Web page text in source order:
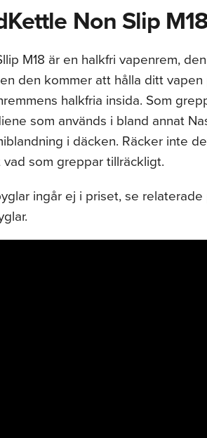
Non Slip
M18 är en halkfri vapenrem,
den kommer att hålla ditt
halkfria insida. Som
som används i bland annat
i däcken. Räcker inte
som greppar tillräckligt.
ingår ej i priset, se